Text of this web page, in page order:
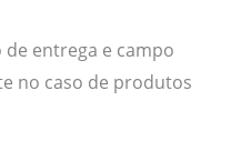
entrega e campo
no caso de produtos